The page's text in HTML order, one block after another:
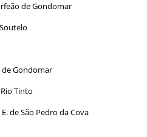
de Gondomar
Gondomar
Tinto
de São Pedro da Cova